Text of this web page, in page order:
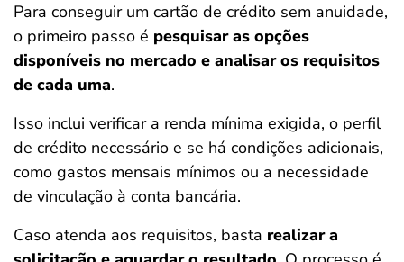
Para conseguir um cartão de crédito sem anuidade,
o primeiro passo é pesquisar as opções
disponíveis no mercado e analisar os requisitos
de cada uma.
Isso inclui verificar a renda mínima exigida, o perfil
de crédito necessário e se há condições adicionais,
como gastos mensais mínimos ou a necessidade
de vinculação à conta bancária.
Caso atenda aos requisitos, basta realizar a